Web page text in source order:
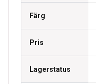
Färg
Pris
Lagerstatus